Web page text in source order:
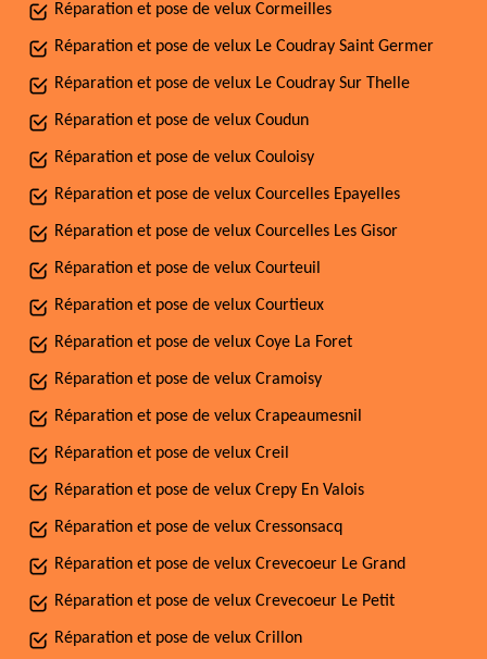
Réparation et pose de velux Cormeilles
Réparation et pose de velux Le Coudray Saint Germer
Réparation et pose de velux Le Coudray Sur Thelle
Réparation et pose de velux Coudun
Réparation et pose de velux Couloisy
Réparation et pose de velux Courcelles Epayelles
Réparation et pose de velux Courcelles Les Gisor
Réparation et pose de velux Courteuil
Réparation et pose de velux Courtieux
Réparation et pose de velux Coye La Foret
Réparation et pose de velux Cramoisy
Réparation et pose de velux Crapeaumesnil
Réparation et pose de velux Creil
Réparation et pose de velux Crepy En Valois
Réparation et pose de velux Cressonsacq
Réparation et pose de velux Crevecoeur Le Grand
Réparation et pose de velux Crevecoeur Le Petit
Réparation et pose de velux Crillon